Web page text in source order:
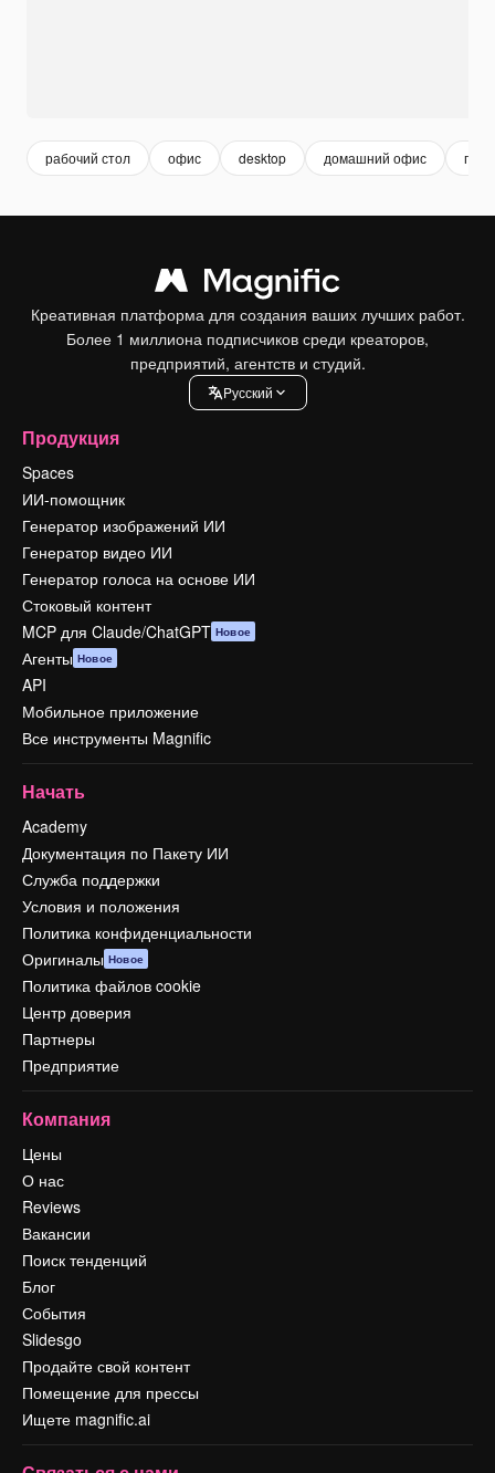
рабочий стол офис desktop домашний офис
Креативная платформа для создания ваших лучших работ.
Более 1 миллиона подписчиков среди креаторов,
предприятий, агентств и студий.
Pусский
Продукция
Spaces
ИИ-помощник
Генератор изображений ИИ
Генератор видео ИИ
Генератор голоса на основе ИИ
Стоковый контент
MCP для Claude/ChatGPT Новое
Агенты Новое
API
Мобильное приложение
Все инструменты Magnific
Начать
Academy
Документация по Пакету ИИ
Служба поддержки
Условия и положения
Политика конфиденциальности
Оригиналы Новое
Политика файлов cookie
Центр доверия
Партнеры
Предприятие
Компания
Цены
О нас
Reviews
Вакансии
Поиск тенденций
Блог
События
Slidesgo
Продайте свой контент
Помещение для прессы
Ищете magnific.ai